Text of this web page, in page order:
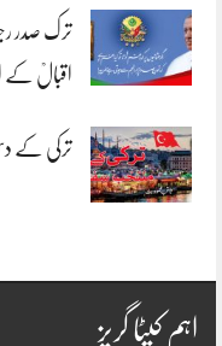
ترک صدر
اقبالؒ کے
ترکی کے
اہم کیٹا گریز